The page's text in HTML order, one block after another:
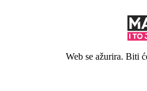
Web se ažurira. Biti